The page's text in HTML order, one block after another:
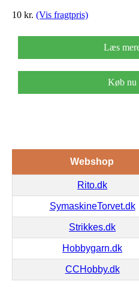
10 kr. (Vis fragtpris)
Læs
Køb nu
Webshop
Rito.dk
SymaskineTorvet.dk
Strikkes.dk
Hobbygarn.dk
CCHobby.dk